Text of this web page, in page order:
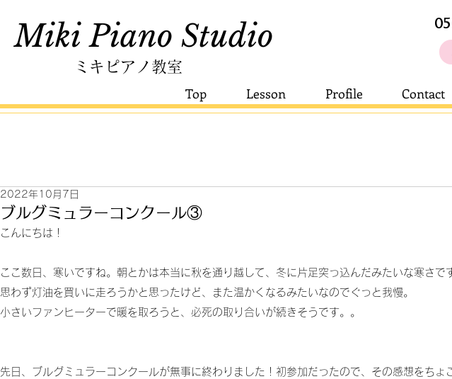
Miki Piano Studio​
ミキピアノ教室
Top Lesson Profile Contact
ブルグミュラーコンクール③
2022年10月7日
こんにちは！
ここ数日、寒いですね。朝とかは本当に秋を通り越して、冬に片足突っ込んだみたいな寒さで
思わず灯油を買いに走ろうかと思ったけど、また温かくなるみたいなのでぐっと我慢。
小さいファンヒーターで暖を取ろうと、必死の取り合いが続きそうです。。
先日、ブルグミュラーコンクールが無事に終わりました！初参加だったので、その感想をちょ